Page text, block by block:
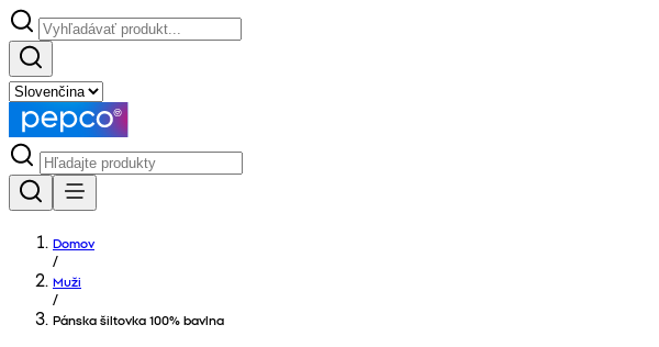
Domov
/
Muži
/
Pánska šiltovka 100% bavlna